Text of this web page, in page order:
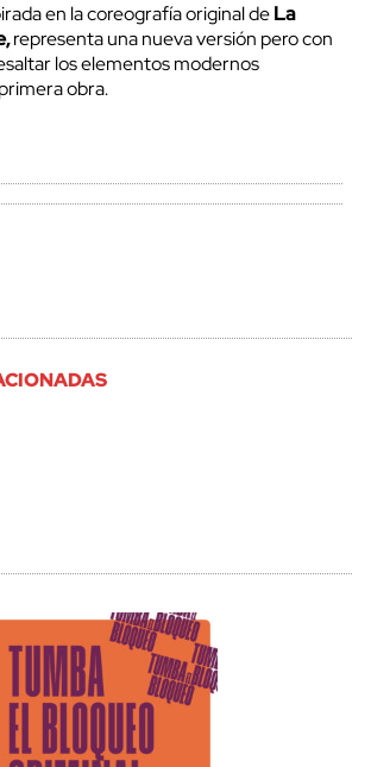
en la coreografía original deLa
representa una nueva versión pero con
los elementos modernos
obra.